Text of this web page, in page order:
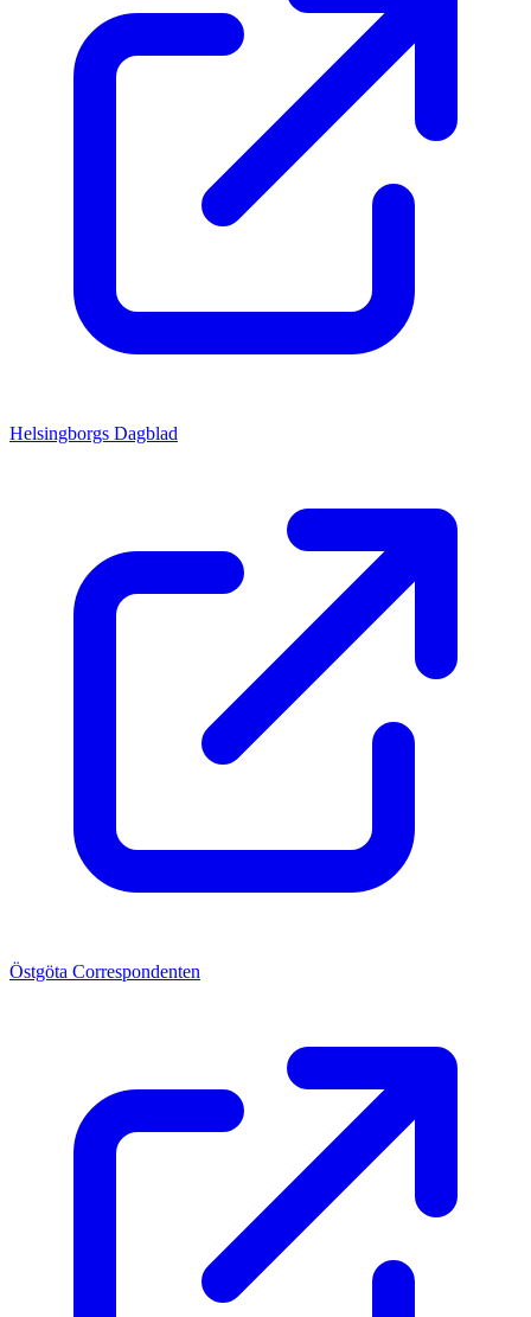
Helsingborgs Dagblad
Östgöta Correspondenten